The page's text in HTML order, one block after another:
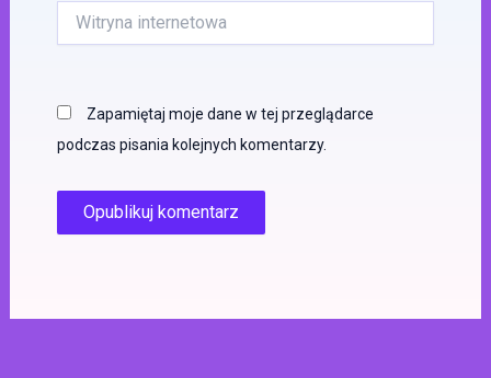
internetowa
Zapamiętaj moje dane w tej przeglądarce
podczas pisania kolejnych komentarzy.